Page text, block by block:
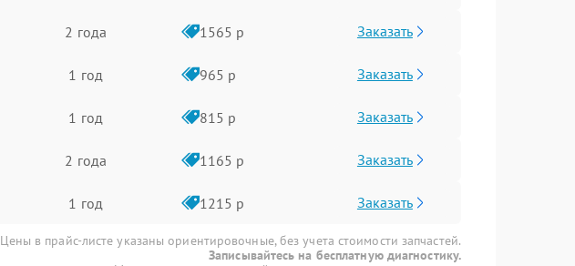
2 года 1565 р Заказать
1 год 965 р Заказать
1 год 815 р Заказать
2 года 1165 р Заказать
1 год 1215 р Заказать
Цены в прайс-листе указаны ориентировочные, без учета стоимости запчастей.
Записывайтесь на бесплатную диагностику.